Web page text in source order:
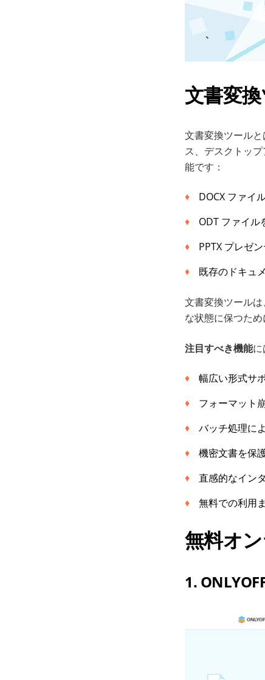
文書変
文書変換ツール
ス、デスクトッ
能です：
DOCX ファイ
ODT ファイ
PPTX プレゼ
既存のドキュ
文書変換ツール
な状態に保つため
注目すべき機能に
幅広い形式サ
フォーマット
バッチ処理に
機密文書を保
直感的なイン
無料での利用
無料オ
1.